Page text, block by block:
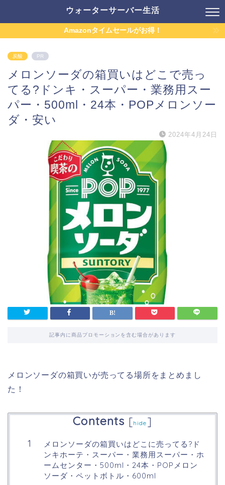
ウォーターサーバー生活
Amazonタイムセールがお得！
炭酸 PR
メロンソーダの箱買いはどこで売っ
てる?ドンキ・スーパー・業務用スー
パー・500ml・24本・POPメロンソー
ダ・安い
2024年4月24日
記事内に商品プロモーションを含む場合があります
メロンソーダの箱買いが売ってる場所をまとめまし
た！
Contents [hide ]
メロンソーダの箱買いはどこに売ってる?ド
ンキホーテ・スーパー・業務用スーパー・ホ
ームセンター・500ml・24本・POPメロン
ソーダ・ペットボトル・600ml